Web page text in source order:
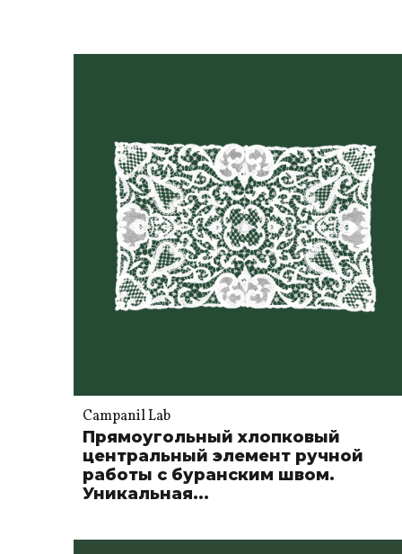
Campanil Lab
Прямоугольный хлопковый
центральный элемент ручной
работы с буранским швом.
Уникальная...